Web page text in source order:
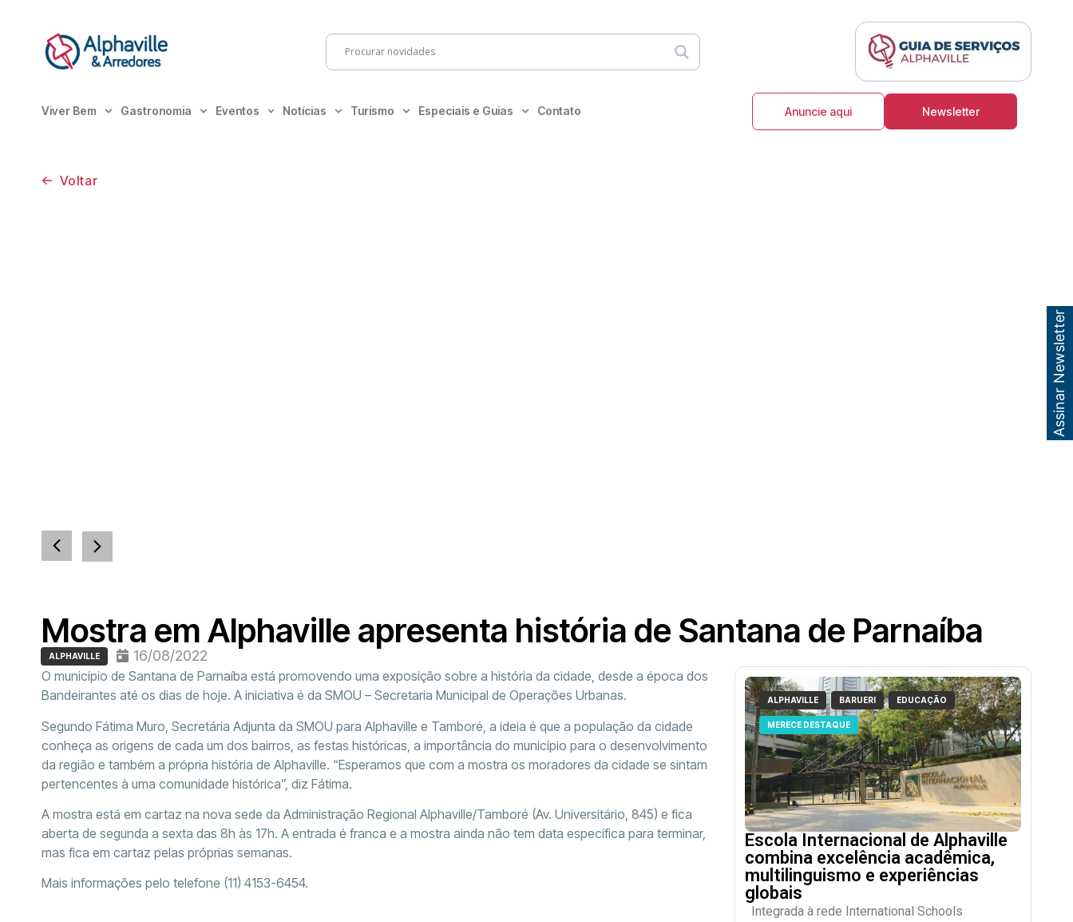
Viver Bem Gastronomia Eventos Notícias Turismo Especiais e Guias Contato Anuncie aqui Newsletter
Voltar
Mostra em Alphaville apresenta história de Santana de Parnaíba
ALPHAVILLE 16/08/2022
O município de Santana de Parnaíba está promovendo uma exposição sobre a história da cidade, desde a época dos
Bandeirantes até os dias de hoje. A iniciativa é da SMOU – Secretaria Municipal de Operações Urbanas.
Segundo Fátima Muro, Secretária Adjunta da SMOU para Alphaville e Tamboré, a ideia é que a população da cidade
conheça as origens de cada um dos bairros, as festas históricas, a importância do município para o desenvolvimento
da região e também a própria história de Alphaville. “Esperamos que com a mostra os moradores da cidade se sintam
pertencentes à uma comunidade histórica”, diz Fátima.
A mostra está em cartaz na nova sede da Administração Regional Alphaville/Tamboré (Av. Universitário, 845) e fica
aberta de segunda a sexta das 8h às 17h. A entrada é franca e a mostra ainda não tem data específica para terminar,
mas fica em cartaz pelas próprias semanas.
Mais informações pelo telefone (11) 4153-6454.
ALPHAVILLE BARUERI EDUCAÇÃO
MERECE DESTAQUE
Escola Internacional de Alphaville
combina excelência acadêmica,
multilinguismo e experiências
globais
Integrada à rede International Schools
Assinar Newsletter